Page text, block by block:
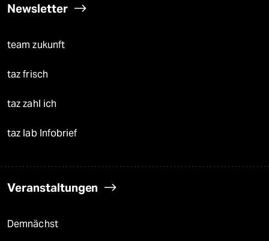
Newsletter
team zukunft
taz frisch
taz zahl ich
taz lab Infobrief
Veranstaltungen
Demnächst